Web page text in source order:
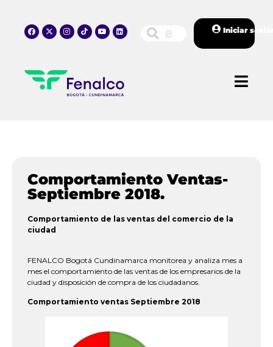
Iniciar
Comportamiento Ventas-
Septiembre 2018.
Comportamiento de las ventas del comercio de la
ciudad
FENALCO Bogotá Cundinamarca monitorea y analiza mes a
mes el comportamiento de las ventas de los empresarios de la
ciudad y disposición de compra de los ciudadanos.
Comportamiento ventas Septiembre 2018